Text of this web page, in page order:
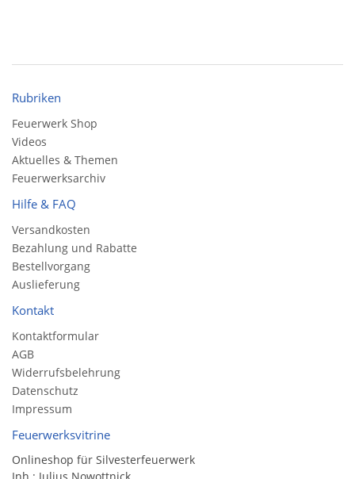
Rubriken
Feuerwerk Shop
Videos
Aktuelles & Themen
Feuerwerksarchiv
Hilfe & FAQ
Versandkosten
Bezahlung und Rabatte
Bestellvorgang
Auslieferung
Kontakt
Kontaktformular
AGB
Widerrufsbelehrung
Datenschutz
Impressum
Feuerwerksvitrine
Onlineshop für Silvesterfeuerwerk